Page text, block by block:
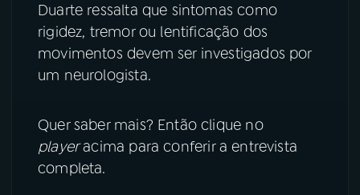
Duarte ressalta que sintomas como
rigidez, tremor ou lentificação dos
movimentos devem ser investigados por
um neurologista.
Quer saber mais? Então clique no
playeracima para conferir a entrevista
completa.